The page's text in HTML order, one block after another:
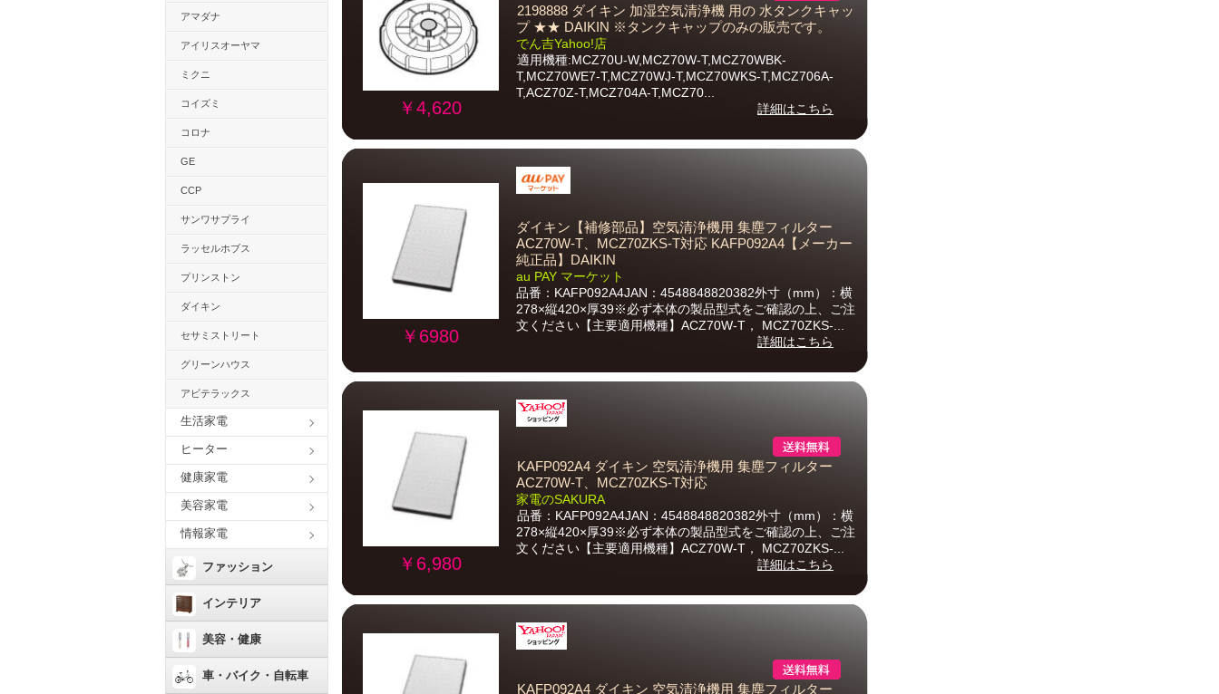
アマダナ
アイリスオーヤマ
ミクニ
コイズミ
コロナ
GE
CCP
サンワサプライ
ラッセルホブス
プリンストン
ダイキン
セサミストリート
グリーンハウス
アビテラックス
生活家電
ヒーター
健康家電
美容家電
情報家電
ファッション
インテリア
美容・健康
車・バイク・自転車
￥4,620
2198888 ダイキン 加湿空気清浄機 用の 水タンクキャッ
プ ★★ DAIKIN ※タンクキャップのみの販売です。
でん吉Yahoo!店
適用機種:MCZ70U-W,MCZ70W-T,MCZ70WBK-
T,MCZ70WE7-T,MCZ70WJ-T,MCZ70WKS-T,MCZ706A-
T,ACZ70Z-T,MCZ704A-T,MCZ70...
詳細はこちら
￥6980
ダイキン【補修部品】空気清浄機用 集塵フィルター
ACZ70W-T、MCZ70ZKS-T対応 KAFP092A4【メーカー
純正品】DAIKIN
au PAY マーケット
品番：KAFP092A4JAN：4548848820382外寸（mm）：横
278×縦420×厚39※必ず本体の製品型式をご確認の上、ご注
文ください【主要適用機種】ACZ70W-T， MCZ70ZKS-...
詳細はこちら
￥6,980
KAFP092A4 ダイキン 空気清浄機用 集塵フィルター
ACZ70W-T、MCZ70ZKS-T対応
家電のSAKURA
品番：KAFP092A4JAN：4548848820382外寸（mm）：横
278×縦420×厚39※必ず本体の製品型式をご確認の上、ご注
文ください【主要適用機種】ACZ70W-T， MCZ70ZKS-...
詳細はこちら
KAFP092A4 ダイキン 空気清浄機用 集塵フィルター